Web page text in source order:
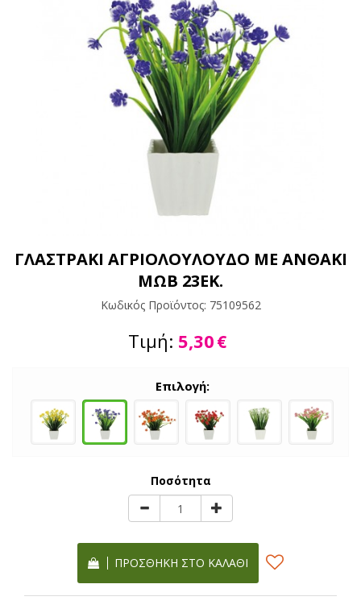
ΓΛΑΣΤΡΑΚΙ ΑΓΡΙΟΛΟΥΛΟΥΔΟ ΜΕ ΑΝΘΑΚΙ
ΜΩΒ 23ΕΚ.
Κωδικός Προϊόντος: 75109562
Τιμή: 5,30€
Επιλογή:
Ποσότητα
ΠΡΟΣΘΉΚΗ ΣΤΟ ΚΑΛΆΘΙ